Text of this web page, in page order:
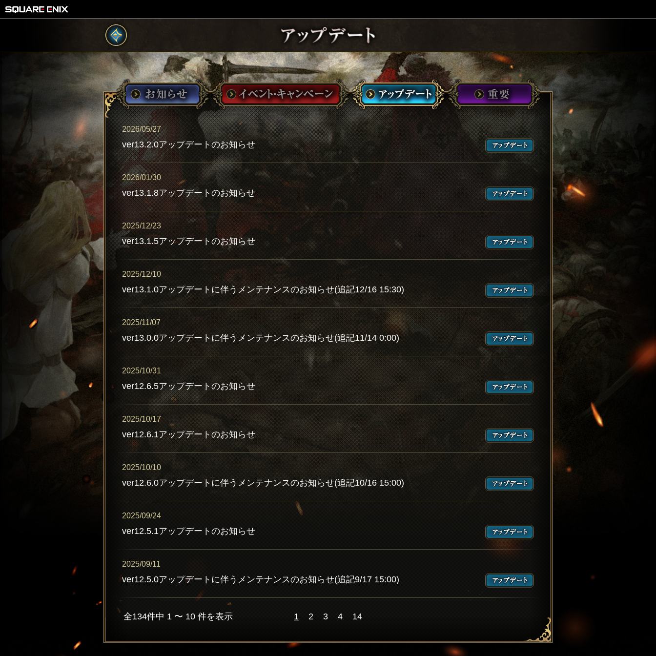
2026/05/27
ver13.2.0アップデートのお知らせ
2026/01/30
ver13.1.8アップデートのお知らせ
2025/12/23
ver13.1.5アップデートのお知らせ
2025/12/10
ver13.1.0アップデートに伴うメンテナンスのお知らせ(追記12/16 15:30)
2025/11/07
ver13.0.0アップデートに伴うメンテナンスのお知らせ(追記11/14 0:00)
2025/10/31
ver12.6.5アップデートのお知らせ
2025/10/17
ver12.6.1アップデートのお知らせ
2025/10/10
ver12.6.0アップデートに伴うメンテナンスのお知らせ(追記10/16 15:00)
2025/09/24
ver12.5.1アップデートのお知らせ
2025/09/11
ver12.5.0アップデートに伴うメンテナンスのお知らせ(追記9/17 15:00)
全134件中 1 〜 10 件を表示 1 2 3 4 14